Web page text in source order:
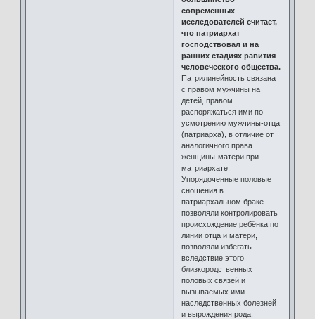
современных
исследователей считает,
что патриархат
господствовал и на
ранних стадиях равития
человеческого общества.
Патрилинейность связана
с правом мужчины на
детей, правом
распоряжаться ими по
усмотрению мужчины-отца
(патриарха), в отличие от
аналогичного права
женщины-матери при
матриархате.
Упорядоченные половые
сношения в
патриархальном браке
позволяли контролировать
происхождение ребёнка по
линии отца и матери,
позволяли избегать
вследствие этого
близкородственных
половых связей и
вызываемых ими
наследственных болезней
и вырождения рода.